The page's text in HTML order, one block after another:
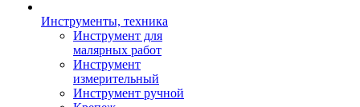
Инструменты, техника
Инструмент для
малярных работ
Инструмент
измерительный
Инструмент ручной